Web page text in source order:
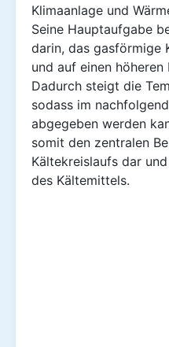
Klimaanlage und
Seine Hauptaufgabe
darin, das gasförmige
und auf einen
Dadurch steigt die
sodass im
abgegeben werden
somit den zentralen
Kältekreislaufs dar
des Kältemittels.